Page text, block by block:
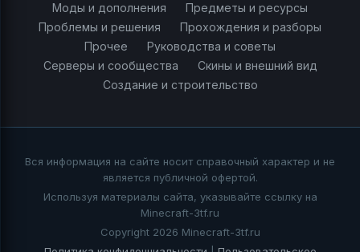
Моды и дополнения
Предметы и ресурсы
Проблемы и решения
Прохождения и разборы
Прочее
Руководства и советы
Серверы и сообщества
Скины и внешний вид
Создание и строительство
Вся информация на сайте носит справочный характер и не
является публичной офертой.
Используя материалы сайта, указывайте ссылку на
Minecraft-3tf.ru
Copyright 2026 Minecraft-3tf.ru